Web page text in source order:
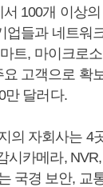
100개 이상
업들과 네트워
트, 마이크로
고객으로 확
만 달러다.
의 자회사는 4
시카메라,
국경 보안, 교